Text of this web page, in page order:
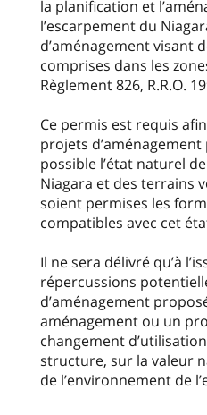
la planification et
l’escarpement du
d’aménagement visant
comprises dans les
Règlement 826, R.R.O.
Ce permis est requis
projets
possible l’état naturel
Niagara et des terrains
soient permises les
compatibles avec cet
Il ne sera délivré qu’à
répercussions
d’aménagement
aménagement ou un
changement
structure, sur la valeur
de l’environnement de